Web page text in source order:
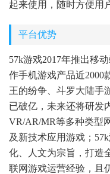
起来使用，随时方便用
平台优势
57k游戏2017年推出移
作手机游戏产品近2000
王的纷争、斗罗大陆手
已破亿，未来还将研发
VR/AR/MR等多种类型
及新技术应用游戏；
化、人文为宗旨，打造
联网游戏运营经验，且